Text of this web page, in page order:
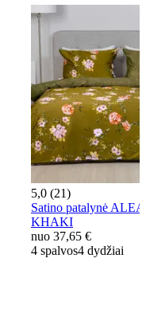
5,0 (21)
Satino patalynė
KHAKI
nuo 37,65 €
4 spalvos4 dydžiai